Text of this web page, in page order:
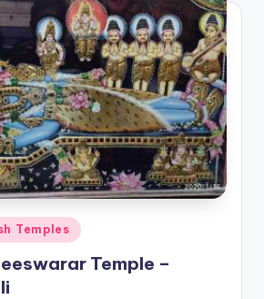
Temples
Temple –